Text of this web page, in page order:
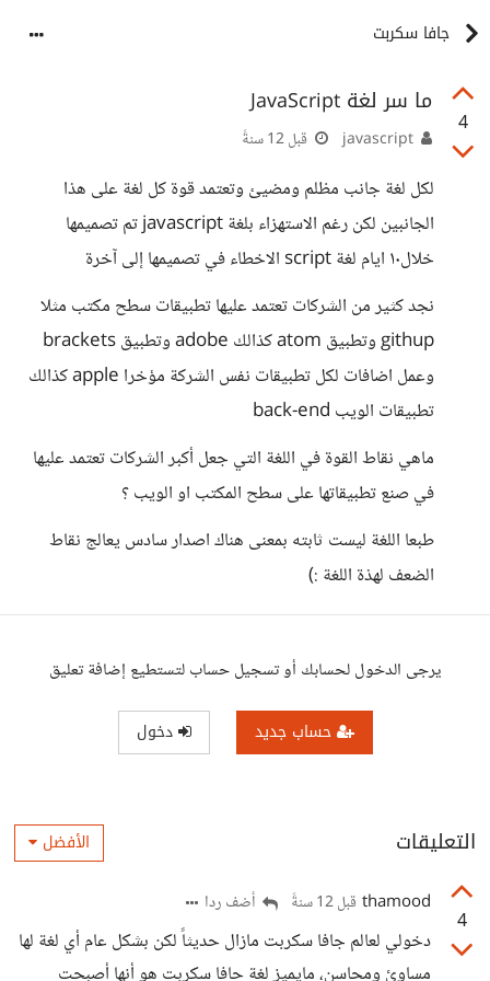
جافا سكربت
4
ما سر لغة JavaScript
قبل 12 سنةً
لكل لغة جانب مظلم ومضيئ وتعتمد قوة كل لغة على هذا
الجانبين لكن رغم الاستهزاء بلغة javascript تم تصميمها
خلال١٠ ايام لغة script الاخطاء في تصميمها إلى آخرة
نجد كثير من الشركات تعتمد عليها تطبيقات سطح مكتب مثلا
githup وتطبيق atom كذالك adobe وتطبيق brackets
وعمل اضافات لكل تطبيقات نفس الشركة مؤخرا apple كذالك
تطبيقات الويب back-end
ماهي نقاط القوة في اللغة التي جعل أكبر الشركات تعتمد عليها
في صنع تطبيقاتها على سطح المكتب او الويب ؟
طبعا اللغة ليست ثابته بمعنى هناك اصدار سادس يعالج نقاط
الضعف لهذة اللغة :)
يرجى الدخول لحسابك أو تسجيل حساب لتستطيع إضافة تعليق
حساب جديد دخول
التعليقات الأفضل
4
thamood قبل 12 سنةً أضف ردا
دخولي لعالم جافا سكربت مازال حديثاً لكن بشكل عام أي لغة لها